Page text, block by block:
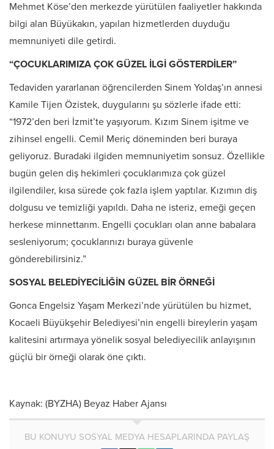
Mehmet Köse’den merkezde yürütülen faaliyetler hakkında
bilgi alan Büyükakın, yapılan hizmetlerden duyduğu
memnuniyeti dile getirdi.
“ÇOCUKLARIMIZA ÇOK GÜZEL İLGİ GÖSTERDİLER”
Tedaviden yararlanan öğrencilerden Sinem Yoldaş’ın annesi
Kamile Tijen Özistek, duygularını şu sözlerle ifade etti:
“1972’den beri İzmit’te yaşıyorum. Kızım Sinem işitme ve
zihinsel engelli. Cemil Meriç döneminden beri buraya
geliyoruz. Buradaki ilgiden memnuniyetim sonsuz. Özellikle
bugün gelen diş hekimleri çocuklarımıza çok güzel
ilgilendiler, kısa sürede çok fazla işlem yaptılar. Kızımın diş
dolgusu ve temizliği yapıldı. Daha ne isteriz, emeği geçen
herkese minnettarım. Engelli çocukları olan anne babalara
sesleniyorum; çocuklarınızı buraya güvenle
gönderebilirsiniz.”
SOSYAL BELEDİYECİLİĞİN GÜZEL BİR ÖRNEĞİ
Gonca Engelsiz Yaşam Merkezi’nde yürütülen bu hizmet,
Kocaeli Büyükşehir Belediyesi’nin engelli bireylerin yaşam
kalitesini artırmaya yönelik sosyal belediyecilik anlayışının
güçlü bir örneği olarak öne çıktı.
Kaynak: (BYZHA) Beyaz Haber Ajansı
BU KONUYU SOSYAL MEDYA HESAPLARINDA PAYLAŞ